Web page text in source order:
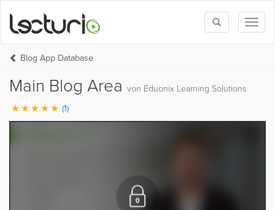
Toggle
search
Blog App Database
Main Blog Area von Eduonix Learning Solutions
(1)